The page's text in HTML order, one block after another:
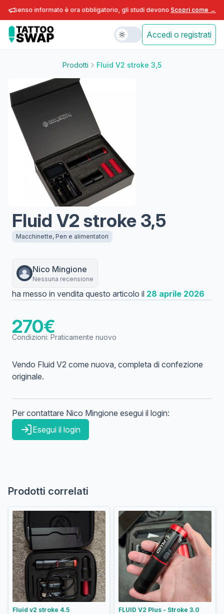
informato è ora obbligatorio, gli studi devono adeguarsi entro fine
Scopri come →
Accedi o registrati
Prodotti Fluid V2 stroke 3,5
Fluid V2 stroke 3,5
Macchinette, Pen e alimentatori
Nico Mingione
Nessuna recensione
ha messo in vendita questo articolo il 28 aprile 2026
270€
Condizioni: Praticamente nuovo
Vendo Fluid V2 come nuova, completa di confezione
originale.
Per contattare Nico Mingione esegui il login:
Esegui il login
Prodotti correlati
Fluid v2 stroke 4.5 FLUID V2 Plus - Stroke 3.0